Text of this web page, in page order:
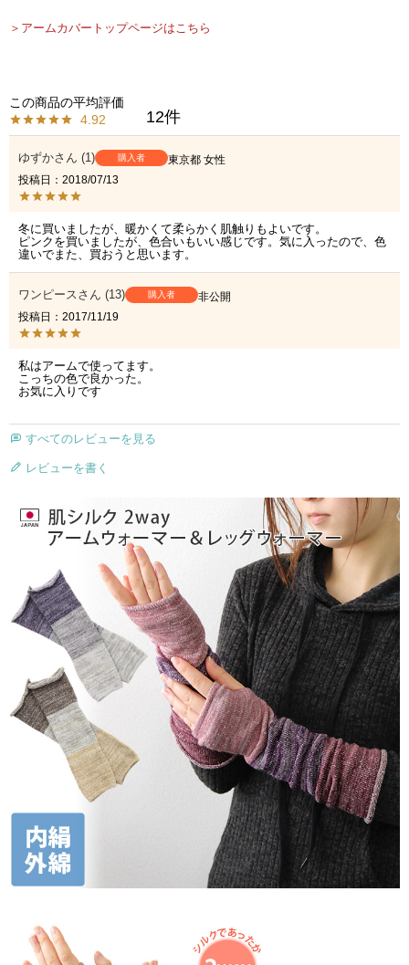
＞アームカバートップページはこちら
4.92 12
ゆずか 1 購入者 東京都 女性
投稿日
2018/07/13
冬に買いましたが、暖かくて柔らかく肌触りもよいです。
ピンクを買いましたが、色合いもいい感じです。気に入ったので、色
違いでまた、買おうと思います。
ワンピース 13 購入者
非公開
投稿日
2017/11/19
私はアームで使ってます。
こっちの色で良かった。
お気に入りです
すべてのレビューを見る
レビューを書く